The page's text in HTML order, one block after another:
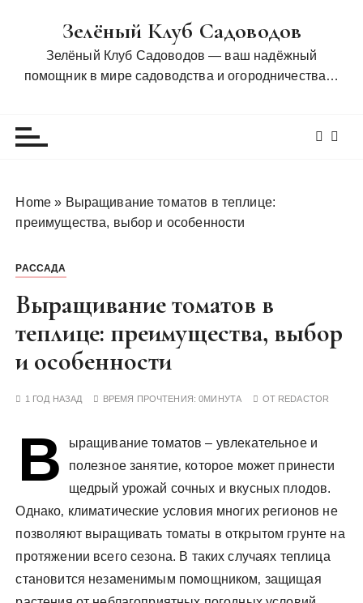
Зелёный Клуб Садоводов
Зелёный Клуб Садоводов — ваш надёжный
помощник в мире садоводства и огородничества…
Home » Выращивание томатов в теплице:
преимущества, выбор и особенности
РАССАДА
Выращивание томатов в
теплице: преимущества, выбор
и особенности
1 ГОД НАЗАД ВРЕМЯ ПРОЧТЕНИЯ:0МИНУТА ОТ REDACTOR
В
ыращивание томатов – увлекательное и
полезное занятие‚ которое может принести
щедрый урожай сочных и вкусных плодов.
Однако‚ климатические условия многих регионов не
позволяют выращивать томаты в открытом грунте на
протяжении всего сезона. В таких случаях теплица
становится незаменимым помощником‚ защищая